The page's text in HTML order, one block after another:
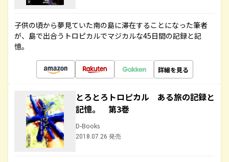
子供の頃から夢見ていた南の島に滞在することになった筆者
が、島で出合うトロピカルでマジカルな45日間の記録と記
憶。
詳細を見る
とろとろトロピカル ある旅の記録と
記憶。 第3巻
D-Books
2018.07.26 発売